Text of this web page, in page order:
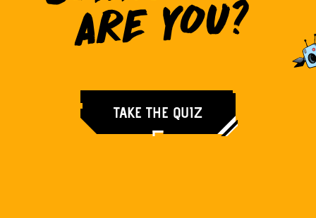
U?
TAKE THE QUIZ